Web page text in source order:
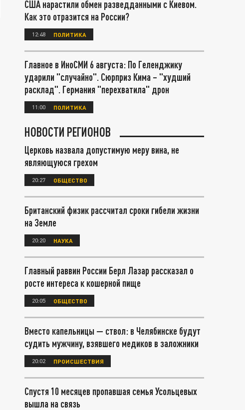
США нарастили обмен разведданными с Киевом.
Как это отразится на России?
12:48 ПОЛИТИКА
Главное в ИноСМИ 6 августа: По Геленджику
ударили "случайно". Сюрприз Кима – "худший
расклад". Германия "перехватила" дрон
11:00 ПОЛИТИКА
НОВОСТИ РЕГИОНОВ
Церковь назвала допустимую меру вина, не
являющуюся грехом
20:27 ОБЩЕСТВО
Британский физик рассчитал сроки гибели жизни
на Земле
20:20 НАУКА
Главный раввин России Берл Лазар рассказал о
росте интереса к кошерной пище
20:05 ОБЩЕСТВО
Вместо капельницы — ствол: в Челябинске будут
судить мужчину, взявшего медиков в заложники
20:02 ПРОИСШЕСТВИЯ
Спустя 10 месяцев пропавшая семья Усольцевых
вышла на связь